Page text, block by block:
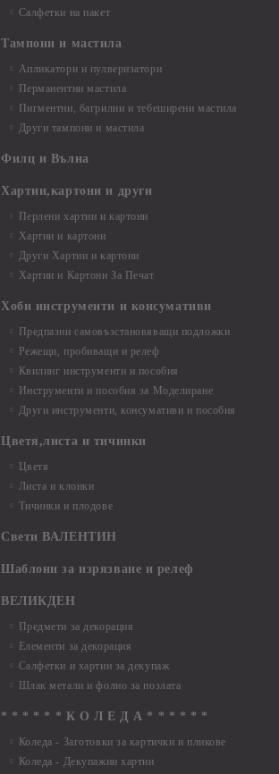
Салфетки на пакет
Тампони и мастила
Апликатори и пулверизатори
Перманентни мастила
Пигментни, багрилни и тебеширени мастила
Други тампони и мастила
Филц и Вълна
Хартии,картони и други
Перлени хартии и картони
Хартии и картони
Други Хартии и картони
Хартии и Картони За Печат
Хоби инструменти и консумативи
Предпазни самовъзстановяващи подложки
Режещи, пробиващи и релеф
Квилинг инструменти и пособия
Инструменти и пособия за Моделиране
Други инструменти, консумативи и пособия
Цветя,листа и тичинки
Цветя
Листа и клонки
Тичинки и плодове
Свети ВАЛЕНТИН
Шаблони за изрязване и релеф
ВЕЛИКДЕН
Предмети за декорация
Елементи за декорация
Салфетки и хартии за декупаж
Шлак метали и фолио за позлата
* * * * * * К О Л Е Д А * * * * * *
Коледа - Заготовки за картички и пликове
Коледа - Декупажни хартии